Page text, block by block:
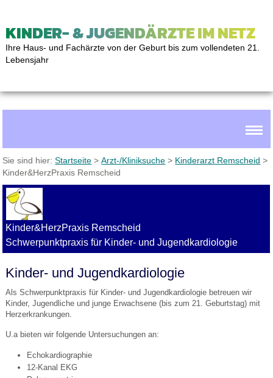
KINDER- & JUGENDÄRZTE IM NETZ
Ihre Haus- und Fachärzte von der Geburt bis zum vollendeten 21.
Lebensjahr
Sie sind hier:Startseite >Arzt-/Kliniksuche > Kinderarzt Remscheid >
Kinder&HerzPraxis Remscheid
Kinder&HerzPraxis Remscheid
Schwerpunktpraxis für Kinder- und Jugendkardiologie
Kinder- und Jugendkardiologie
Als Schwerpunktpraxis für Kinder- und Jugendkardiologie betreuen wir
Kinder, Jugendliche und junge Erwachsene (bis zum 21. Geburtstag) mit
Herzerkrankungen.
U.a bieten wir folgende Untersuchungen an:
Echokardiographie
12-Kanal EKG